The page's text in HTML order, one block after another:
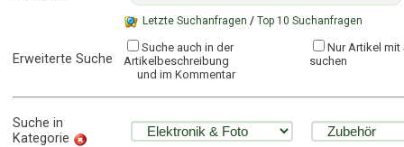
Letzte Suchanfragen / Top 10 Suchanfragen
Erweiterte Suche
Suche auch in der
Artikelbeschreibung
und im Kommentar
Nur Artikel
suchen
Suche in
Kategorie